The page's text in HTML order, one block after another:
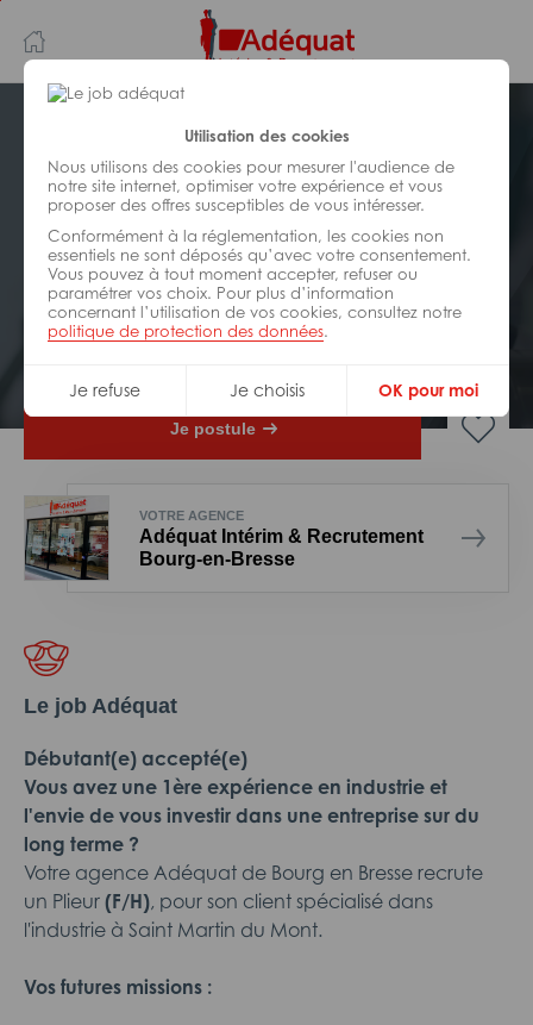
Utilisation des cookies
Nous utilisons des cookies pour mesurer l'audience de
notre site internet, optimiser votre expérience et vous
proposer des offres susceptibles de vous intéresser.
Conformément à la réglementation, les cookies non
essentiels ne sont déposés qu’avec votre consentement.
Vous pouvez à tout moment accepter, refuser ou
paramétrer vos choix. Pour plus d’information
concernant l’utilisation de vos cookies, consultez notre
politique de protection des données.
Je refuse Je choisis OK pour moi
au
contenu
principal
navigation
INDUSTRIE/FABRICATION/
TRANSFORMATION
Réf : 063-322006
Plieur H/F
Interim Saint-Martin-Du-Mont
Je postule
VOTRE AGENCE
Adéquat Intérim & Recrutement
Bourg-en-Bresse
Le job Adéquat
Débutant(e) accepté(e)
Vous avez une 1ère expérience en industrie et
l'envie de vous investir dans une entreprise sur du
long terme ?
Votre agence Adéquat de Bourg en Bresse recrute
un Plieur (F/H), pour son client spécialisé dans
l'industrie à Saint Martin du Mont.
Vos futures missions :